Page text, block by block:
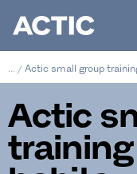
/ Actic small group
Actic